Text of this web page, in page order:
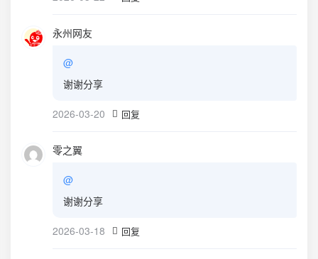
永州网友
@
谢谢分享
2026-03-20 回复
零之翼
@
谢谢分享
2026-03-18 回复